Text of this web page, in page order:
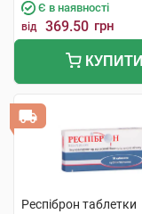
Є в наявності
від 369.50 грн
КУПИТИ
Респіброн таблетки